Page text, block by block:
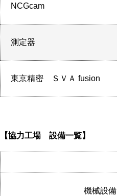
NCGcam
測定器
東京精密 ＳＶＡ fusion
【協力工場 設備一覧】
機械設備